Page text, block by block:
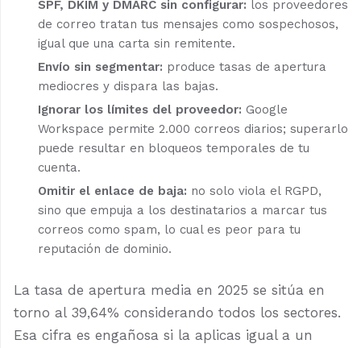
SPF, DKIM y DMARC sin configurar: los proveedores
de correo tratan tus mensajes como sospechosos,
igual que una carta sin remitente.
Envío sin segmentar: produce tasas de apertura
mediocres y dispara las bajas.
Ignorar los límites del proveedor: Google
Workspace permite 2.000 correos diarios; superarlo
puede resultar en bloqueos temporales de tu
cuenta.
Omitir el enlace de baja: no solo viola el RGPD,
sino que empuja a los destinatarios a marcar tus
correos como spam, lo cual es peor para tu
reputación de dominio.
La tasa de apertura media en 2025 se sitúa en
torno al 39,64% considerando todos los sectores.
Esa cifra es engañosa si la aplicas igual a un